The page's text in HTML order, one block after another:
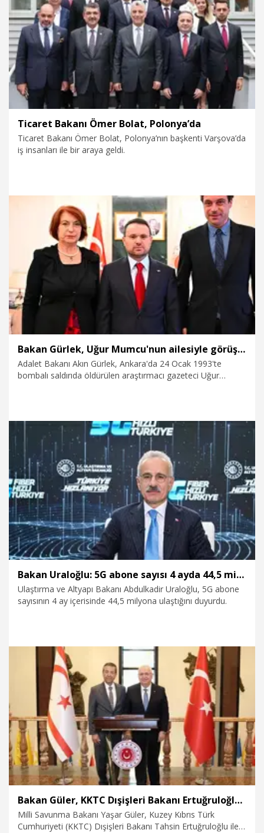
6.08.2026 Gündem
Ticaret Bakanı Ömer Bolat, Polonya’da
Ticaret Bakanı Ömer Bolat, Polonya’nın başkenti Varşova’da
iş insanları ile bir araya geldi.
Dünya
Bakan Gürlek, Uğur Mumcu'nun ailesiyle görüştü
Adalet Bakanı Akın Gürlek, Ankara'da 24 Ocak 1993'te
bombalı saldırıda öldürülen araştırmacı gazeteci Uğur
6.08.2026 Politika
Bakan Uraloğlu: 5G abone sayısı 4 ayda 44,5 milyona ulaştı
Ulaştırma ve Altyapı Bakanı Abdulkadir Uraloğlu, 5G abone
sayısının 4 ay içerisinde 44,5 milyona ulaştığını duyurdu.
6.08.2026 Ekonomi
Bakan Güler, KKTC Dışişleri Bakanı Ertuğruloğlu ile görüştü
Milli Savunma Bakanı Yaşar Güler, Kuzey Kıbrıs Türk
Cumhuriyeti (KKTC) Dışişleri Bakanı Tahsin Ertuğruloğlu ile